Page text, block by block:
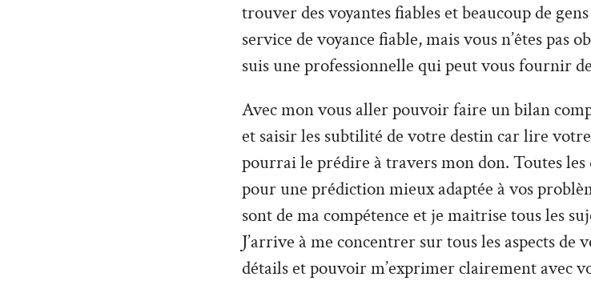
trouver des voyantes fiables et beaucoup de
service de voyance fiable, mais vous n’êtes pas
suis une professionnelle qui peut vous fournir
Avec mon vous aller pouvoir faire un bilan
et saisir les subtilité de votre destin car lire
pourrai le prédire à travers mon don. Toutes les
pour une prédiction mieux adaptée à vos
sont de ma compétence et je maitrise tous les
J’arrive à me concentrer sur tous les aspects
détails et pouvoir m’exprimer clairement avec